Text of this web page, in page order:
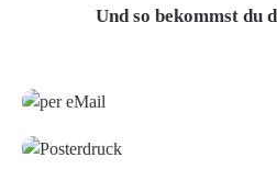
Und so bekommst du